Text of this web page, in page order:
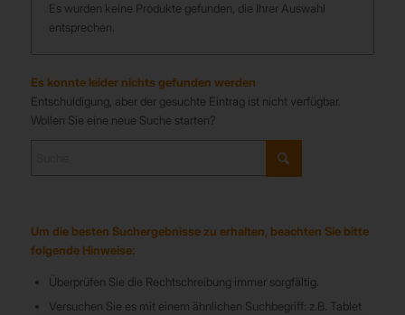
Es wurden keine Produkte gefunden, die Ihrer Auswahl
entsprechen.
Es konnte leider nichts gefunden werden
Entschuldigung, aber der gesuchte Eintrag ist nicht verfügbar.
Wollen Sie eine neue Suche starten?
Um die besten Suchergebnisse zu erhalten, beachten Sie bitte
folgende Hinweise:
Überprüfen Sie die Rechtschreibung immer sorgfältig.
Versuchen Sie es mit einem ähnlichen Suchbegriff: z.B. Tablet